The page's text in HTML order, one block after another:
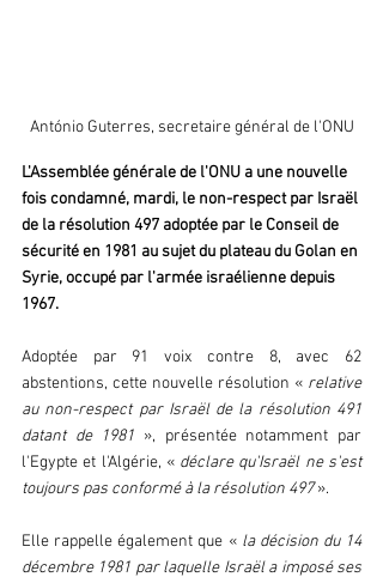
António Guterres, secretaire général de l'ONU
L'Assemblée générale de l'ONU a une nouvelle
fois condamné, mardi, le non-respect par Israël
de la résolution 497 adoptée par le Conseil de
sécurité en 1981 au sujet du plateau du Golan en
Syrie, occupé par l'armée israélienne depuis
1967.
Adoptée par 91 voix contre 8, avec 62
abstentions, cette nouvelle résolution « relative
au non-respect par Israël de la résolution 491
datant de 1981 », présentée notamment par
l'Egypte et l'Algérie, « déclare qu'Israël ne s'est
toujours pas conformé à la résolution 497 ».
Elle rappelle également que « la décision du 14
décembre 1981 par laquelle Israël a imposé ses